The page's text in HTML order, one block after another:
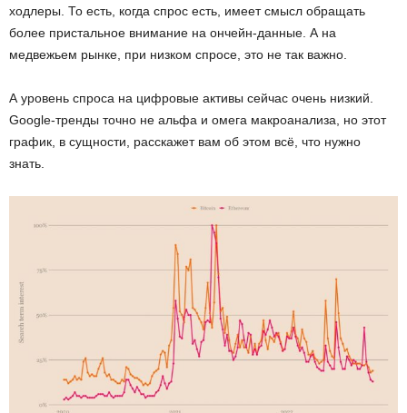
ходлеры. То есть, когда спрос есть, имеет смысл обращать
более пристальное внимание на ончейн-данные. А на
медвежьем рынке, при низком спросе, это не так важно.
А уровень спроса на цифровые активы сейчас очень низкий.
Google-тренды точно не альфа и омега макроанализа, но этот
график, в сущности, расскажет вам об этом всё, что нужно
знать.